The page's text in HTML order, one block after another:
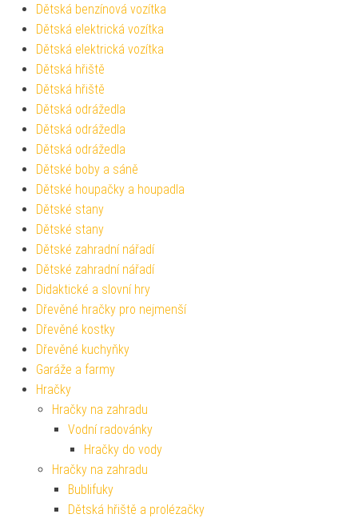
Dětská benzínová vozítka
Dětská elektrická vozítka
Dětská elektrická vozítka
Dětská hřiště
Dětská hřiště
Dětská odrážedla
Dětská odrážedla
Dětská odrážedla
Dětské boby a sáně
Dětské houpačky a houpadla
Dětské stany
Dětské stany
Dětské zahradní nářadí
Dětské zahradní nářadí
Didaktické a slovní hry
Dřevěné hračky pro nejmenší
Dřevěné kostky
Dřevěné kuchyňky
Garáže a farmy
Hračky
Hračky na zahradu
Vodní radovánky
Hračky do vody
Hračky na zahradu
Bublifuky
Dětská hřiště a prolézačky